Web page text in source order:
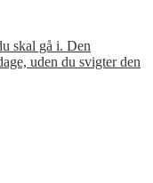
skal gå i. Den
uden du svigter den